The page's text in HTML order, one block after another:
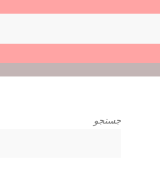
جستجو